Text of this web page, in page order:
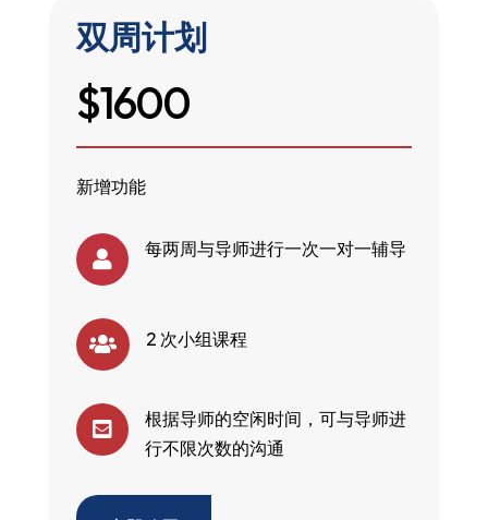
双周计划
$1600
新增功能
 每两周与导师进行一次一对一辅导
 2 次小组课程

根据导师的空闲时间，可与导师进
行不限次数的沟通